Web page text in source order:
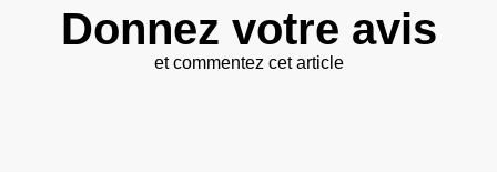
Donnez votre avis
et commentez cet article